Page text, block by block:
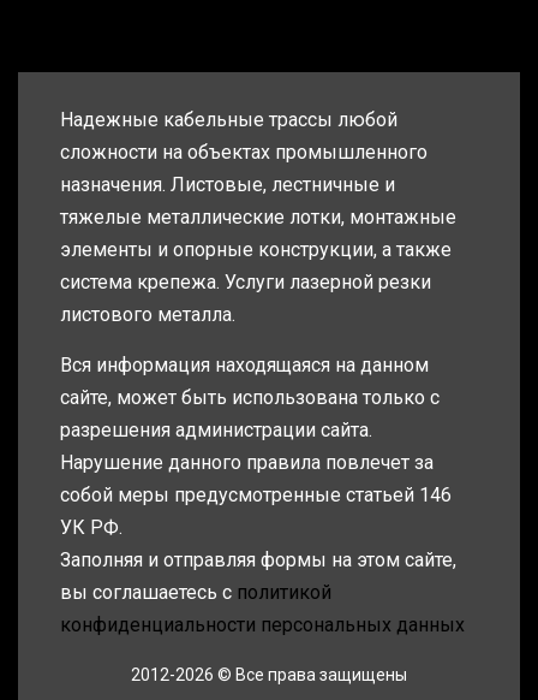
Надежные кабельные трассы любой
сложности на объектах промышленного
назначения. Листовые, лестничные и
тяжелые металлические лотки, монтажные
элементы и опорные конструкции, а также
система крепежа. Услуги лазерной резки
листового металла.
Вся информация находящаяся на данном
сайте, может быть использована только с
разрешения администрации сайта.
Нарушение данного правила повлечет за
собой меры предусмотренные статьей 146
УК РФ.
Заполняя и отправляя формы на этом сайте,
вы соглашаетесь с политикой
конфиденциальности персональных данных
2012-2026 © Все права защищены